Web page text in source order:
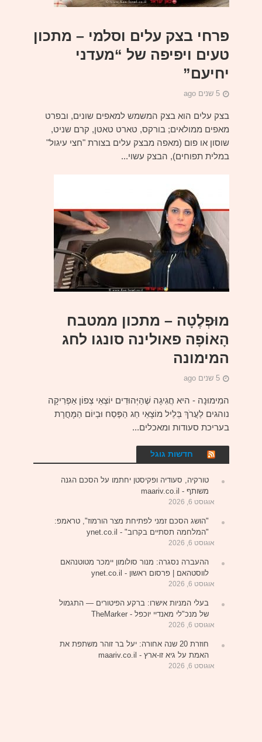
פרחי בצק עלים וסלמי – מתכון
טעים ויפיפה של “מעדני
יחיעם”
5 שנים ago
בצק עלים הוא בצק המשמש למאפים שונים, ובפרט
מאפים ממולאים; בורקס, טארט טאטן, קרם שניט,
שוסון או פום (מאפה מבצק עלים בצורת "חצי עיגול"
במלית תפוחים), הבצק עשוי...
מוּפְלֶטָה – מתכון ממטבח
הָאוֹפָה פאולינה סונגו לחג
המימונה
5 שנים ago
המִימוּנָה - היא חֲגִיגָה שֶׁהַיְּהוּדִים יוֹצְאֵי צְפוֹן אַפְרִיקָה
נוהגים לַעֲרֹךְ בְּלֵיל מוֹצָאֵי חַג הַפֶּסַח וּבְיוֹם הַמָּחֳרָת
בעריכת סעודות ומאכלים...
חדשות גוגל
טורקיה, סעודיה ופקיסטן יחתמו על הסכם הגנה
משותף - maariv.co.il
אוגוסט 6, 2026
"הושג הסכם זמני לפתיחת מצר הורמוז", טראמפ:
"המלחמה תסתיים בקרוב" - ynet.co.il
אוגוסט 6, 2026
ההעברה נסגרה: מנור סולומון יימכר מטוטנהאם
לווסטהאם | פרסום ראשון - ynet.co.il
אוגוסט 6, 2026
בעלי המניות אישרו: ברקע הפיטורים — התגמול
של מנכ"לי מאנדיי יוכפל - TheMarker
אוגוסט 6, 2026
חוזרת 20 שנה אחורה: יעל בר זוהר משתפת את
האמת על גיא זו-ארץ - maariv.co.il
אוגוסט 6, 2026